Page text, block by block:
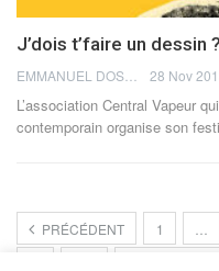
J’dois t’faire un dessin ?
28 Nov
L’association Central Vapeur
contemporain organise son
PRÉCÉDENT 1